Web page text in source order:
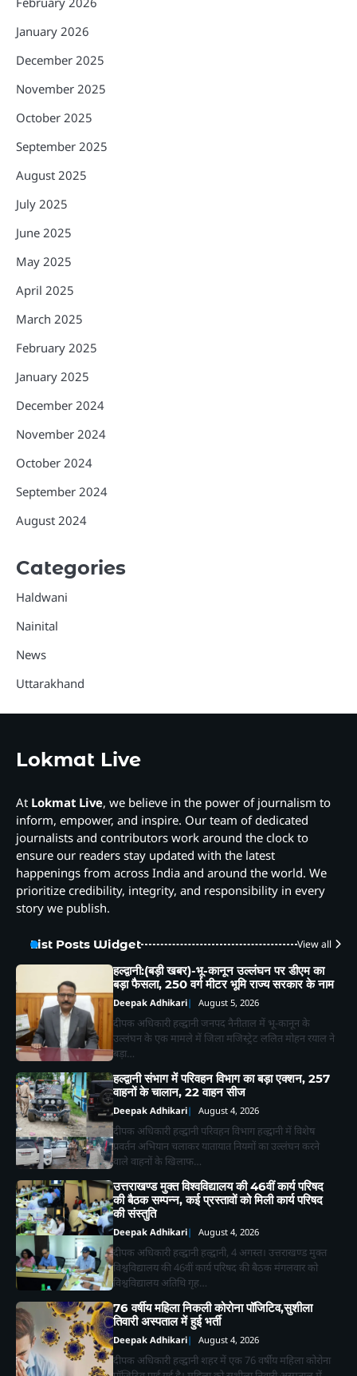
January 2026
December 2025
November 2025
October 2025
September 2025
August 2025
July 2025
June 2025
May 2025
April 2025
March 2025
February 2025
January 2025
December 2024
November 2024
October 2024
September 2024
August 2024
Categories
Haldwani
Nainital
News
Uttarakhand
Lokmat Live
At Lokmat Live, we believe in the power of journalism to
inform, empower, and inspire. Our team of dedicated
journalists and contributors work around the clock to
ensure our readers stay updated with the latest
happenings from across India and around the world. We
prioritize credibility, integrity, and responsibility in every
story we publish.
List Posts Widget View all
हल्द्वानी:(बड़ी खबर)-भू-कानून उल्लंघन पर डीएम का
बड़ा फैसला, 250 वर्ग मीटर भूमि राज्य सरकार के नाम
Deepak Adhikari August 5, 2026
दीपक अधिकारी हल्द्वानी जनपद नैनीताल में भू-कानून के
उल्लंघन के एक मामले में जिला मजिस्ट्रेट ललित मोहन रयाल ने
बड़ा…
हल्द्वानी संभाग में परिवहन विभाग का बड़ा एक्शन, 257
वाहनों के चालान, 22 वाहन सीज
Deepak Adhikari August 4, 2026
दीपक अधिकारी हल्द्वानी परिवहन विभाग हल्द्वानी में विशेष
प्रवर्तन अभियान चलाकर यातायात नियमों का उल्लंघन करने
वाले वाहनों के खिलाफ…
उत्तराखण्ड मुक्त विश्वविद्यालय की 46वीं कार्य परिषद
की बैठक सम्पन्न, कई प्रस्तावों को मिली कार्य परिषद
की संस्तुति
Deepak Adhikari August 4, 2026
दीपक अधिकारी हल्द्वानी हल्द्वानी, 4 अगस्त। उत्तराखण्ड मुक्त
विश्वविद्यालय की 46वीं कार्य परिषद की बैठक मंगलवार को
विश्वविद्यालय अतिथि गृह…
76 वर्षीय महिला निकली कोरोना पॉजिटिव,सुशीला
तिवारी अस्पताल में हुई भर्ती
Deepak Adhikari August 4, 2026
दीपक अधिकारी हल्द्वानी शहर में एक 76 वर्षीय महिला कोरोना
2
भाजपा कार्यकर्ताओं ने *‘एक पेड़ मां के नाम’*
अभियान के तहत किया पौधारोपण तथा पर्यावरण
संरक्षण का लिया संकल्प
Deepak Adhikari
3
लालकुआं- यहाँ पानी की टँकी से निकला सांपो
का जखीरा, मचा हड़कंप।
Deepak Adhikari